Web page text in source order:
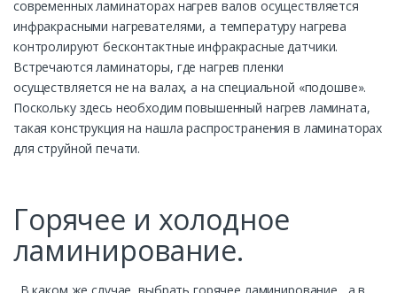
современных ламинаторах нагрев валов осуществляется
инфракрасными нагревателями, а температуру нагрева
контролируют бесконтактные инфракрасные датчики.
Встречаются ламинаторы, где нагрев пленки
осуществляется не на валах, а на специальной «подошве».
Поскольку здесь необходим повышенный нагрев ламината,
такая конструкция на нашла распространения в ламинаторах
для струйной печати.
Горячее и холодное
ламинирование.